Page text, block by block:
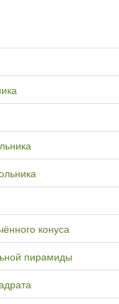
конуса
пирамиды